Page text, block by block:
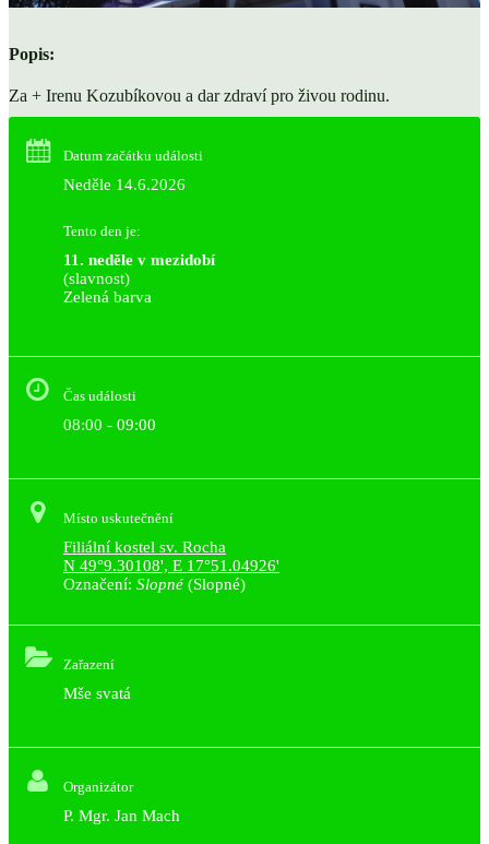
Popis:
Za + Irenu Kozubíkovou a dar zdraví pro živou rodinu.
Datum začátku události
Neděle 14.6.2026
Tento den je:
11. neděle v mezidobí
(slavnost)
Zelená barva
Čas události
08:00 - 09:00
Místo uskutečnění
Filiální kostel sv. Rocha
N 49°9.30108', E 17°51.04926'
Označení: Slopné (Slopné)
Zařazení
Mše svatá
Organizátor
P. Mgr. Jan Mach